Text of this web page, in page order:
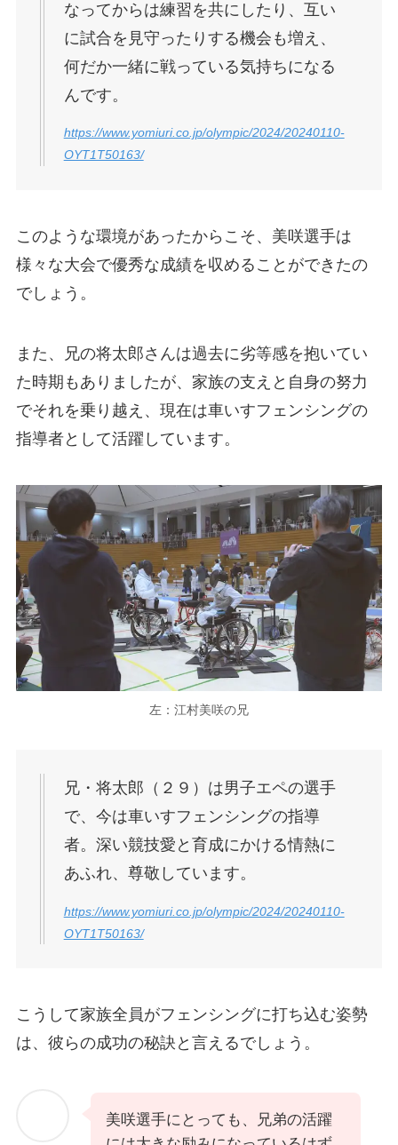
なってからは練習を共にしたり、互い
に試合を見守ったりする機会も増え、
何だか一緒に戦っている気持ちになる
んです。
https://www.yomiuri.co.jp/olympic/2024/20240110-
OYT1T50163/
このような環境があったからこそ、美咲選手は
様々な大会で優秀な成績を収めることができたの
でしょう。
また、兄の将太郎さんは過去に劣等感を抱いてい
た時期もありましたが、家族の支えと自身の努力
でそれを乗り越え、現在は車いすフェンシングの
指導者として活躍しています​。
左：江村美咲の兄
兄・将太郎（２９）は男子エペの選手
で、今は車いすフェンシングの指導
者。深い競技愛と育成にかける情熱に
あふれ、尊敬しています。
https://www.yomiuri.co.jp/olympic/2024/20240110-
OYT1T50163/
こうして家族全員がフェンシングに打ち込む姿勢
は、彼らの成功の秘訣と言えるでしょう。
美咲選手にとっても、兄弟の活躍